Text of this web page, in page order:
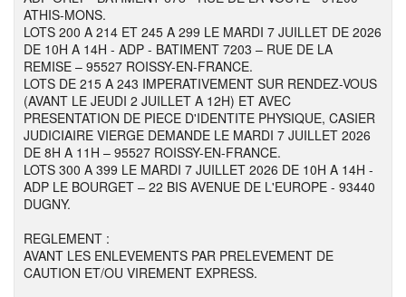
ATHIS-MONS.
LOTS 200 A 214 ET 245 A 299 LE MARDI 7 JUILLET DE 2026
DE 10H A 14H - ADP - BATIMENT 7203 – RUE DE LA
REMISE – 95527 ROISSY-EN-FRANCE.
LOTS DE 215 A 243 IMPERATIVEMENT SUR RENDEZ-VOUS
(AVANT LE JEUDI 2 JUILLET A 12H) ET AVEC
PRESENTATION DE PIECE D'IDENTITE PHYSIQUE, CASIER
JUDICIAIRE VIERGE DEMANDE LE MARDI 7 JUILLET 2026
DE 8H A 11H – 95527 ROISSY-EN-FRANCE.
LOTS 300 A 399 LE MARDI 7 JUILLET 2026 DE 10H A 14H -
ADP LE BOURGET – 22 BIS AVENUE DE L'EUROPE - 93440
DUGNY.
REGLEMENT :
AVANT LES ENLEVEMENTS PAR PRELEVEMENT DE
CAUTION ET/OU VIREMENT EXPRESS.